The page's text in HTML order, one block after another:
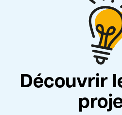
Découvrir